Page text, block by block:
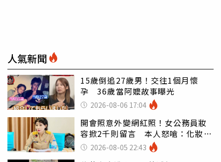
人氣新聞
15歲倒追27歲男！交往1個月懷
孕 36歲當阿嬤故事曝光
2026-08-06 17:04
開會照意外變網紅照！女公務員妝
容掀2千則留言 本人怒嗆：化妝有
錯嗎2026-08-05 22:43